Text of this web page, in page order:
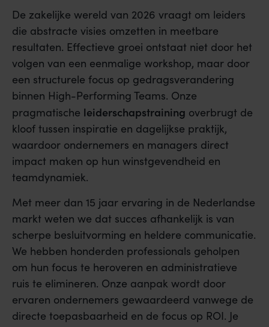
De zakelijke wereld van 2026 vraagt om leiders
die abstracte visies omzetten in meetbare
resultaten. Effectieve groei ontstaat niet door het
volgen van een eenmalige workshop, maar door
een structurele focus op gedragsverandering
binnen High-Performing Teams. Onze
pragmatische leiderschapstraining overbrugt de
kloof tussen inspiratie en dagelijkse praktijk,
waardoor ondernemers en managers direct
impact maken op hun winstgevendheid en
teamdynamiek.
Met meer dan 15 jaar ervaring in de Nederlandse
markt weten we dat succes afhankelijk is van
scherpe besluitvorming en heldere communicatie.
We hebben honderden professionals geholpen
om hun focus te heroveren en administratieve
ruis te elimineren. Onze aanpak wordt door
ervaren ondernemers gewaardeerd vanwege de
directe toepasbaarheid en de focus op ROI. Je